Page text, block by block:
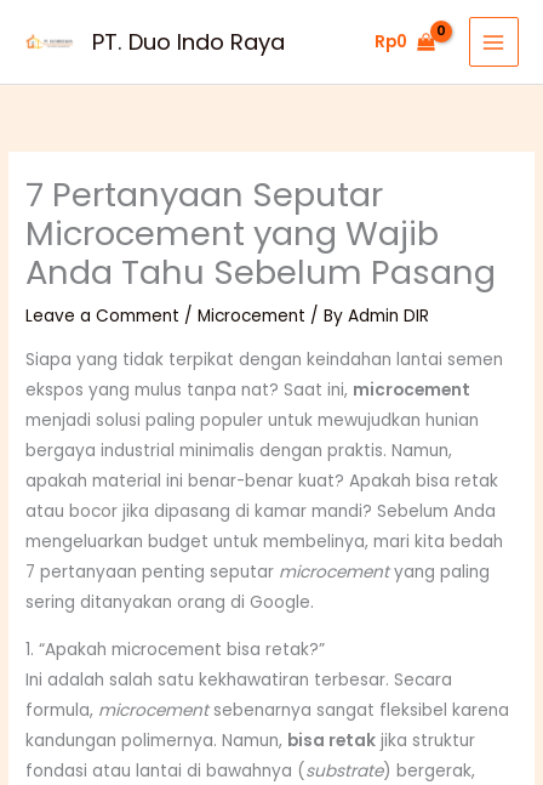
PT. Duo Indo Raya Rp0
7 Pertanyaan Seputar
Microcement yang Wajib
Anda Tahu Sebelum Pasang
Leave a Comment /Microcement / ByAdmin DIR
Siapa yang tidak terpikat dengan keindahan lantai semen
ekspos yang mulus tanpa nat? Saat ini, microcement
menjadi solusi paling populer untuk mewujudkan hunian
bergaya industrial minimalis dengan praktis. Namun,
apakah material ini benar-benar kuat? Apakah bisa retak
atau bocor jika dipasang di kamar mandi? Sebelum Anda
mengeluarkan budget untuk membelinya, mari kita bedah
7 pertanyaan penting seputar microcementyang paling
sering ditanyakan orang di Google.
1. “Apakah microcement bisa retak?”
Ini adalah salah satu kekhawatiran terbesar. Secara
formula, microcementsebenarnya sangat fleksibel karena
kandungan polimernya. Namun, bisa retak jika struktur
fondasi atau lantai di bawahnya (substrate) bergerak,